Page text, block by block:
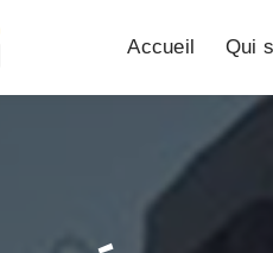
Accueil Qui